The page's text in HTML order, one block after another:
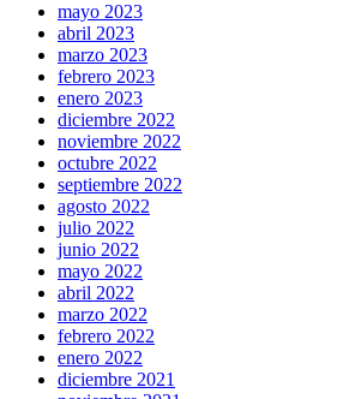
mayo 2023
abril 2023
marzo 2023
febrero 2023
enero 2023
diciembre 2022
noviembre 2022
octubre 2022
septiembre 2022
agosto 2022
julio 2022
junio 2022
mayo 2022
abril 2022
marzo 2022
febrero 2022
enero 2022
diciembre 2021